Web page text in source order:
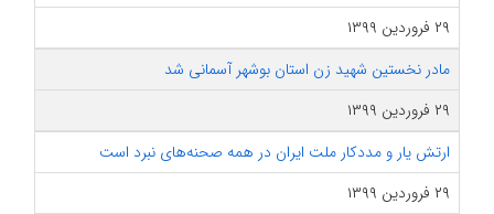
۲۹ فروردین ۱۳۹۹
مادر نخستین شهید زن استان بوشهر آسمانی شد
۲۹ فروردین ۱۳۹۹
ارتش یار و مددکار ملت ایران در همه صحنه‌های نبرد است
۲۹ فروردین ۱۳۹۹